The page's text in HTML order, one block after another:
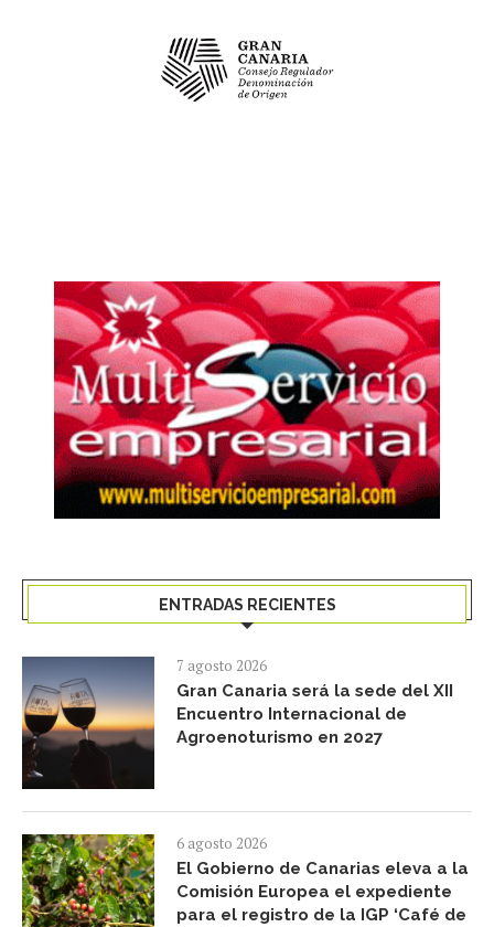
ENTRADAS RECIENTES
7 agosto 2026
Gran Canaria será la sede del XII
Encuentro Internacional de
Agroenoturismo en 2027
6 agosto 2026
El Gobierno de Canarias eleva a la
Comisión Europea el expediente
para el registro de la IGP ‘Café de